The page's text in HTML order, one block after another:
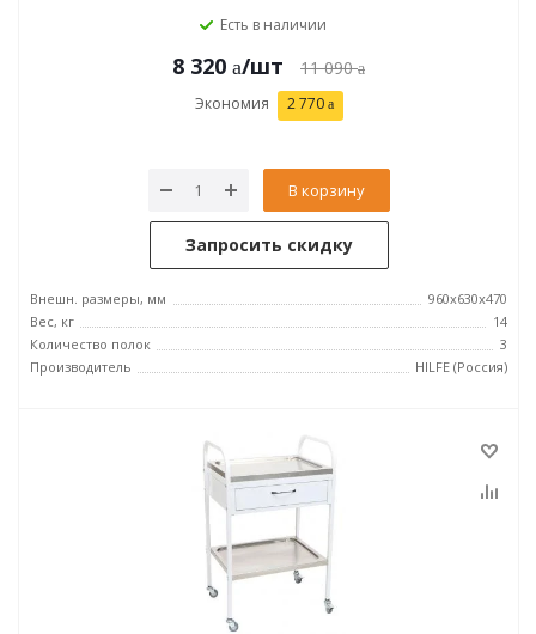
Есть в наличии
8 320 /шт 11 090
Экономия 2 770
В корзину
Запросить скидку
Внешн. размеры, мм
960x630x470
Вес, кг
14
Количество полок
3
Производитель
HILFE (Россия)